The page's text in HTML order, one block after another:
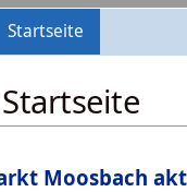
Startseite
Startseite
Moosbach